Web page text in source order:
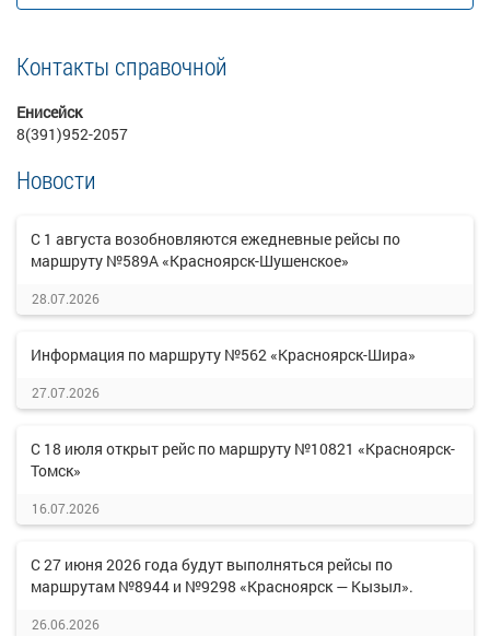
Контакты справочной
Енисейск
8(391)952-2057
Новости
С 1 августа возобновляются ежедневные рейсы по
маршруту №589А «Красноярск-Шушенское»
28.07.2026
Информация по маршруту №562 «Красноярск-Шира»
27.07.2026
С 18 июля открыт рейс по маршруту №10821 «Красноярск-
Томск»
16.07.2026
С 27 июня 2026 года будут выполняться рейсы по
маршрутам №8944 и №9298 «Красноярск — Кызыл».
26.06.2026